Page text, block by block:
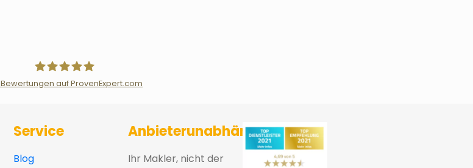
Bewertungen auf ProvenExpert.com
Service
Blog
Anbieterunabhängig
Ihr Makler, nicht der